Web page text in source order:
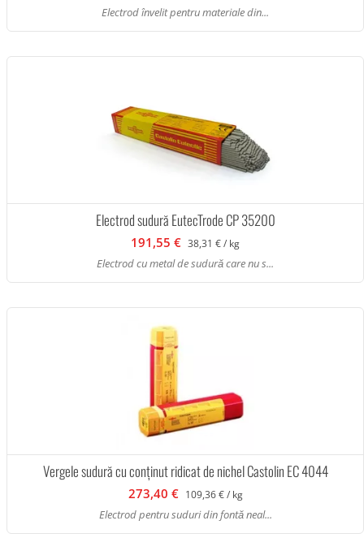
Electrod învelit pentru materiale din...
Electrod sudură EutecTrode CP 35200
191,55 € 38,31 € / kg
Electrod cu metal de sudură care nu s...
Vergele sudură cu conținut ridicat de nichel Castolin EC 4044
273,40 € 109,36 € / kg
Electrod pentru suduri din fontă neal...